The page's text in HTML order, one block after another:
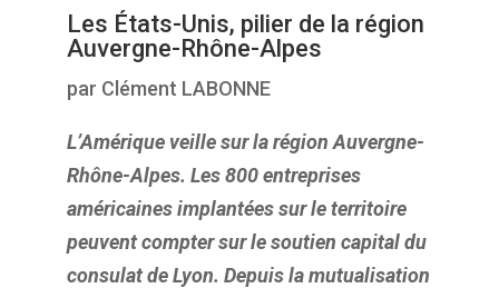
Les États-Unis, pilier de la région
Auvergne-Rhône-Alpes
par Clément LABONNE
L’Amérique veille sur la région Auvergne-
Rhône-Alpes. Les 800 entreprises
américaines implantées sur le territoire
peuvent compter sur le soutien capital du
consulat de Lyon. Depuis la mutualisation